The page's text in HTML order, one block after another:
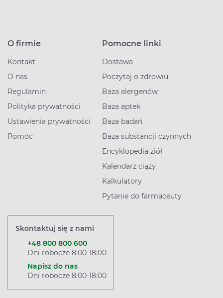
O firmie
Kontakt
O nas
Regulamin
Polityka prywatności
Ustawienia prywatności
Pomoc
Pomocne linki
Dostawa
Poczytaj o zdrowiu
Baza alergenów
Baza aptek
Baza badań
Baza substancji czynnych
Encyklopedia ziół
Kalendarz ciąży
Kalkulatory
Pytanie do farmaceuty
Skontaktuj się z nami
+48 800 800 600
Dni robocze 8:00-18:00
Napisz do nas
Dni robocze 8:00-18:00